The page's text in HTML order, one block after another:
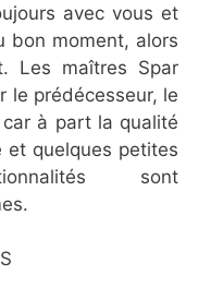
avec vous et
bon moment, alors
Les maîtres Spar
le prédécesseur, le
à part la qualité
et quelques petites
sont